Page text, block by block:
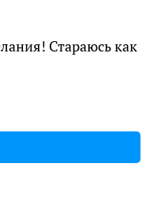
Стараюсь как